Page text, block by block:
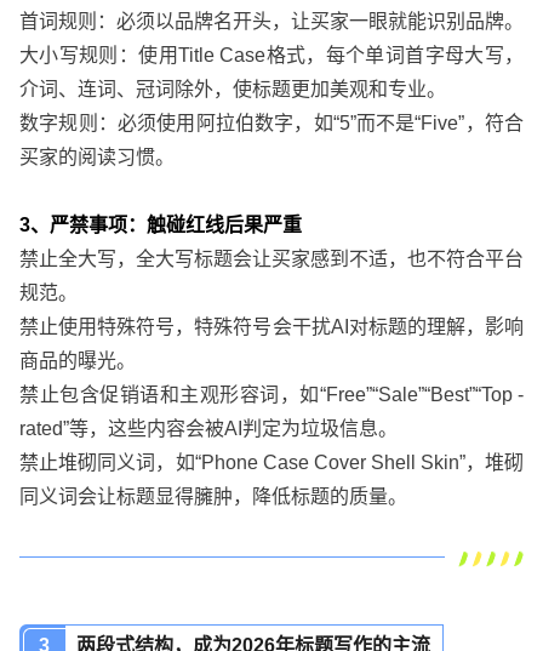
首词规则：必须以品牌名开头，让买家一眼就能识别品牌。
大小写规则：使用Title Case格式，每个单词首字母大写，
介词、连词、冠词除外，使标题更加美观和专业。
数字规则：必须使用阿拉伯数字，如“5”而不是“Five”，符合
买家的阅读习惯。
3、严禁事项：触碰红线后果严重
禁止全大写，全大写标题会让买家感到不适，也不符合平台
规范。
禁止使用特殊符号，特殊符号会干扰AI对标题的理解，影响
商品的曝光。
禁止包含促销语和主观形容词，如“Free”“Sale”“Best”“Top -
rated”等，这些内容会被AI判定为垃圾信息。
禁止堆砌同义词，如“Phone Case Cover Shell Skin”，堆砌
同义词会让标题显得臃肿，降低标题的质量。
3 两段式结构，成为2026年标题写作的主流